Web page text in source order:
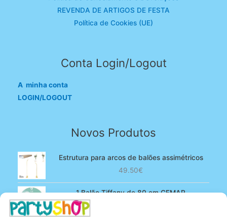
REVENDA DE ARTIGOS DE FESTA
Política de Cookies (UE)
Conta Login/Logout
A minha conta
LOGIN/LOGOUT
Novos Produtos
Estrutura para arcos de balões assimétricos
49.50€
1 Balão Tiffany de 80 cm GEMAR